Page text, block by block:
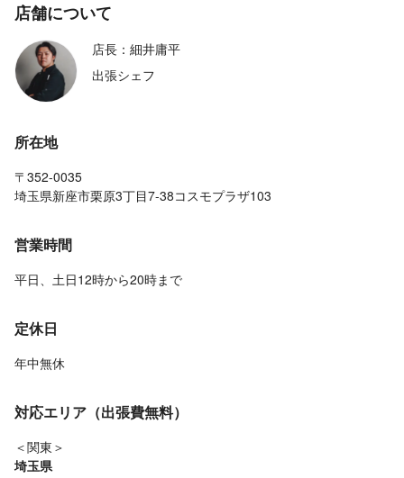
店舗について
店長：細井庸平
出張シェフ
所在地
〒352-0035
埼玉県新座市栗原3丁目7-38コスモプラザ103
営業時間
平日、土日12時から20時まで
定休日
年中無休
対応エリア（出張費無料）
＜関東＞
埼玉県